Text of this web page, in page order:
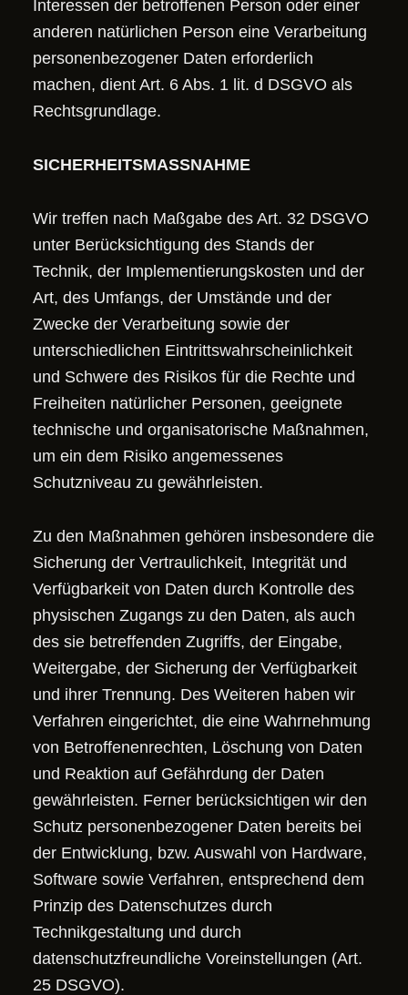
Interessen der betroffenen Person oder einer
anderen natürlichen Person eine Verarbeitung
personenbezogener Daten erforderlich
machen, dient Art. 6 Abs. 1 lit. d DSGVO als
Rechtsgrundlage.
SICHERHEITSMASSNAHME
Wir treffen nach Maßgabe des Art. 32 DSGVO
unter Berücksichtigung des Stands der
Technik, der Implementierungskosten und der
Art, des Umfangs, der Umstände und der
Zwecke der Verarbeitung sowie der
unterschiedlichen Eintrittswahrscheinlichkeit
und Schwere des Risikos für die Rechte und
Freiheiten natürlicher Personen, geeignete
technische und organisatorische Maßnahmen,
um ein dem Risiko angemessenes
Schutzniveau zu gewährleisten.
Zu den Maßnahmen gehören insbesondere die
Sicherung der Vertraulichkeit, Integrität und
Verfügbarkeit von Daten durch Kontrolle des
physischen Zugangs zu den Daten, als auch
des sie betreffenden Zugriffs, der Eingabe,
Weitergabe, der Sicherung der Verfügbarkeit
und ihrer Trennung. Des Weiteren haben wir
Verfahren eingerichtet, die eine Wahrnehmung
von Betroffenenrechten, Löschung von Daten
und Reaktion auf Gefährdung der Daten
gewährleisten. Ferner berücksichtigen wir den
Schutz personenbezogener Daten bereits bei
der Entwicklung, bzw. Auswahl von Hardware,
Software sowie Verfahren, entsprechend dem
Prinzip des Datenschutzes durch
Technikgestaltung und durch
datenschutzfreundliche Voreinstellungen (Art.
25 DSGVO).